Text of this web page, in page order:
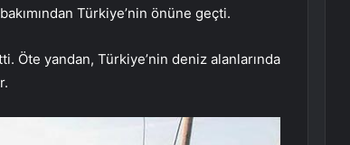
Türkiye’nin önüne geçti.
Öte yandan, Türkiye’nin deniz alanlarında